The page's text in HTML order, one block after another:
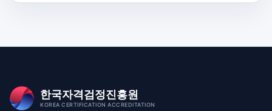
한국자격검정진흥원
KOREA CERTIFICATION ACCREDITATION